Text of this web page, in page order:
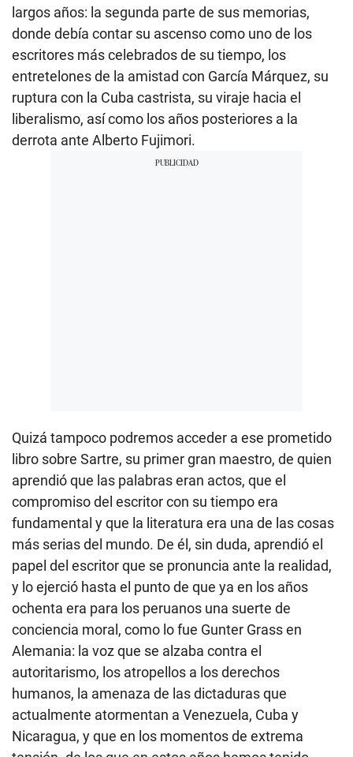
largos años: la segunda parte de sus memorias,
donde debía contar su ascenso como uno de los
escritores más celebrados de su tiempo, los
entretelones de la amistad con García Márquez, su
ruptura con la Cuba castrista, su viraje hacia el
liberalismo, así como los años posteriores a la
derrota ante Alberto Fujimori.
Quizá tampoco podremos acceder a ese prometido
libro sobre Sartre, su primer gran maestro, de quien
aprendió que las palabras eran actos, que el
compromiso del escritor con su tiempo era
fundamental y que la literatura era una de las cosas
más serias del mundo. De él, sin duda, aprendió el
papel del escritor que se pronuncia ante la realidad,
y lo ejerció hasta el punto de que ya en los años
ochenta era para los peruanos una suerte de
conciencia moral, como lo fue Gunter Grass en
Alemania: la voz que se alzaba contra el
autoritarismo, los atropellos a los derechos
humanos, la amenaza de las dictaduras que
actualmente atormentan a Venezuela, Cuba y
Nicaragua, y que en los momentos de extrema